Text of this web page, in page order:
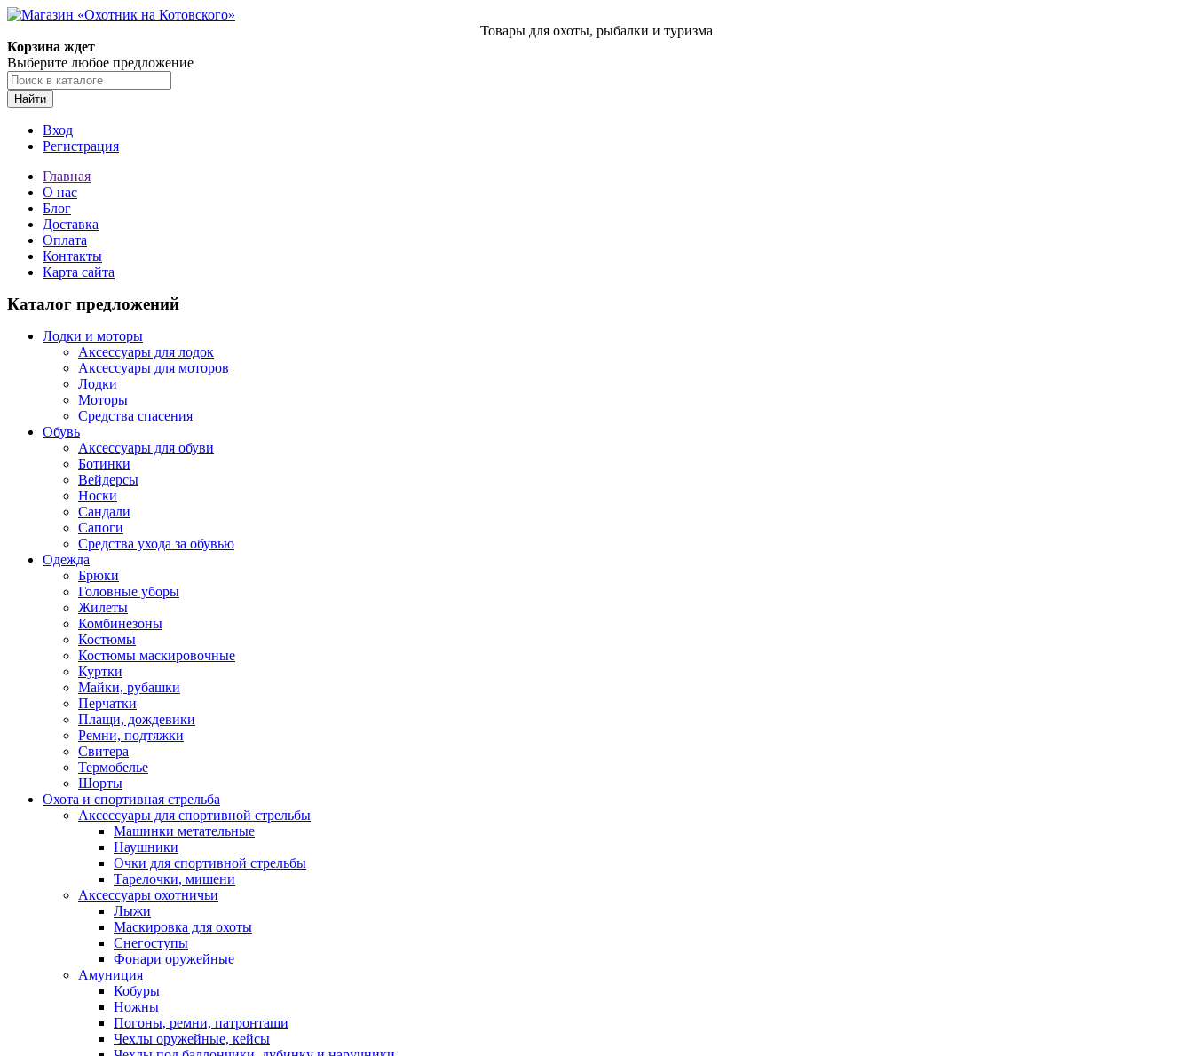
Товары для охоты, рыбалки и туризма
Корзина ждет
Выберите любое предложение
Найти
Вход
Регистрация
Главная
О нас
Блог
Доставка
Оплата
Контакты
Карта сайта
Каталог предложений
Лодки и моторы
Аксессуары для лодок
Аксессуары для моторов
Лодки
Моторы
Средства спасения
Обувь
Аксессуары для обуви
Ботинки
Вейдерсы
Носки
Сандали
Сапоги
Средства ухода за обувью
Одежда
Брюки
Головные уборы
Жилеты
Комбинезоны
Костюмы
Костюмы маскировочные
Куртки
Майки, рубашки
Перчатки
Плащи, дождевики
Ремни, подтяжки
Свитера
Термобелье
Шорты
Охота и спортивная стрельба
Аксессуары для спортивной стрельбы
Машинки метательные
Наушники
Очки для спортивной стрельбы
Тарелочки, мишени
Аксессуары охотничьи
Лыжи
Маскировка для охоты
Снегоступы
Фонари оружейные
Амуниция
Кобуры
Ножны
Погоны, ремни, патронташи
Чехлы оружейные, кейсы